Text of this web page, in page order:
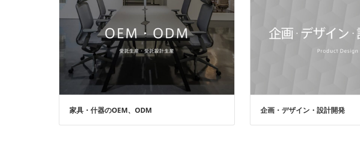
家具・什器のOEM、ODM 企画・デザイン・設計開発